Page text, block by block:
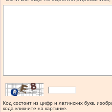
Код состоит из цифр и латинских букв,
кода кликните на картинке.